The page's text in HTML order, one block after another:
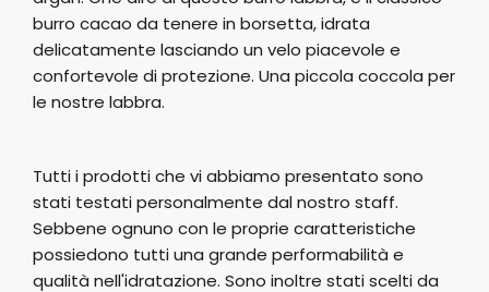
burro cacao da tenere in borsetta, idrata
delicatamente lasciando un velo piacevole e
confortevole di protezione. Una piccola coccola per
le nostre labbra.
Tutti i prodotti che vi abbiamo presentato sono
stati testati personalmente dal nostro staff.
Sebbene ognuno con le proprie caratteristiche
possiedono tutti una grande performabilità e
qualità nell'idratazione. Sono inoltre stati scelti da